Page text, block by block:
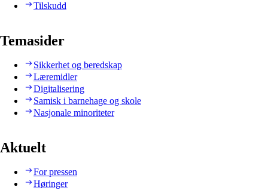
Tilskudd
Temasider
Sikkerhet og beredskap
Læremidler
Digitalisering
Samisk i barnehage og skole
Nasjonale minoriteter
Aktuelt
For pressen
Høringer